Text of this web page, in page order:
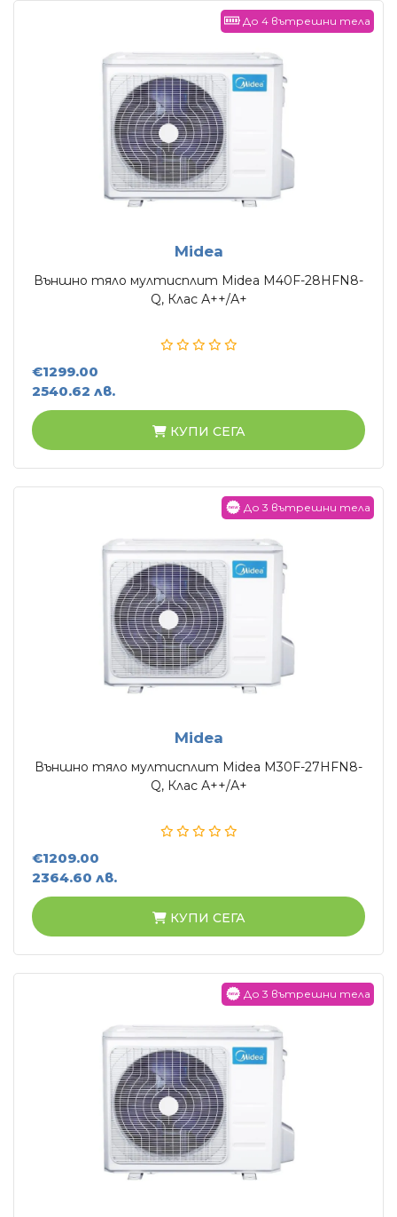
До 4 вътрешни тела
Midea
Външно тяло мултисплит Midea M40F-28HFN8-
Q, Клас А++/А+
€1299.00
2540.62 лв.
КУПИ СЕГА
До 3 вътрешни тела
Midea
Външно тяло мултисплит Midea M30F-27HFN8-
Q, Клас А++/А+
€1209.00
2364.60 лв.
КУПИ СЕГА
До 3 вътрешни тела